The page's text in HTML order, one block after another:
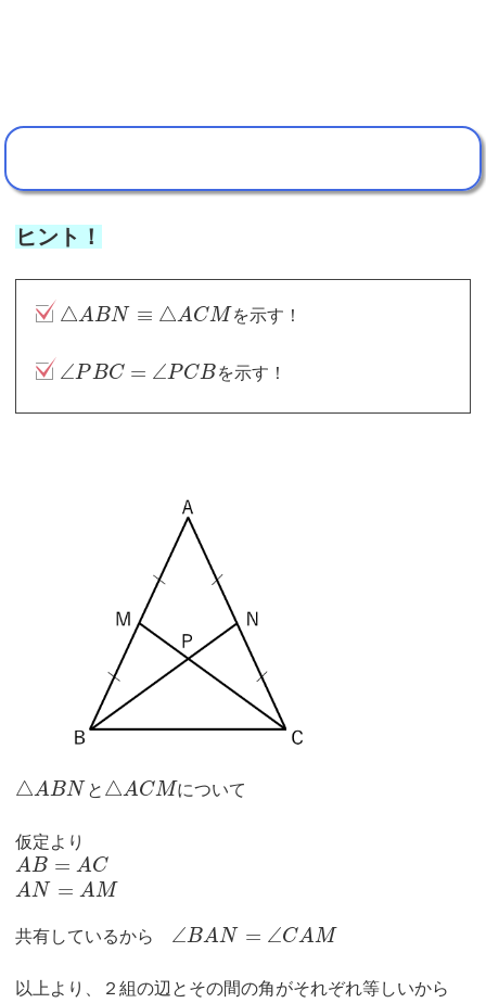
ヒント！
△ABN ≡ △ACM を示す！
∠PBC = ∠PCBを示す！
△ABN と △ACMについて
仮定より
AB = AC
AN = AM
共有しているから ∠BAN = ∠CAM
以上より、２組の辺とその間の角がそれぞれ等しいから